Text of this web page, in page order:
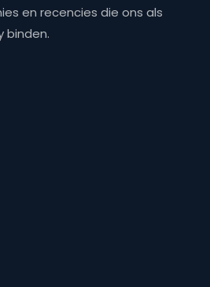
en recencies die ons als
binden.